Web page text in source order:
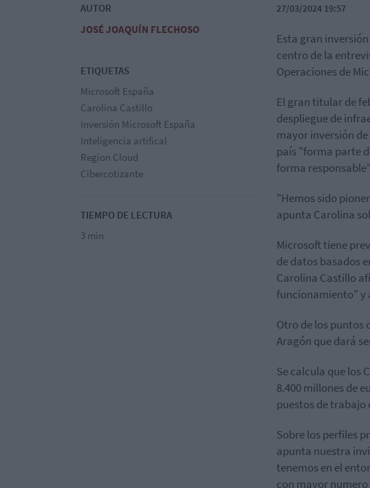
AUTOR
JOSÉ JOAQUÍN FLECHOSO
ETIQUETAS
Microsoft España
Carolina Castillo
Inversión Microsoft España
Inteligencia artifical
Region Cloud
Cibercotizante
TIEMPO DE LECTURA
3 min
27/03/2024 19:57
Esta gran
centro de la
Operaciones de
El gran titular de
despliegue de
mayor inversión de
país "forma parte
forma
"Hemos sido
apunta Carolina
Microsoft tiene
de datos basados
Carolina Castillo
funcionamiento" y
Otro de los puntos
Aragón que dará
Se calcula que los
8.400 millones de
puestos de trabajo
Sobre los perfiles
apunta nuestra
tenemos en el
con mayor